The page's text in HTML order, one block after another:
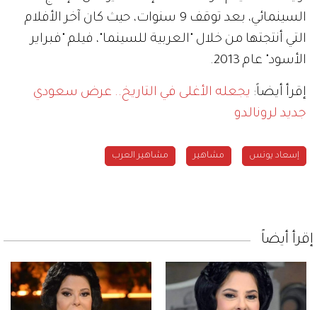
السينمائي، بعد توقف 9 سنوات، حيث كان آخر الأفلام
التي أنتجتها من خلال "العربية للسينما"، فيلم "فبراير
الأسود" عام 2013.
إقرأ أيضاً: يجعله الأغلى في التاريخ.. عرض سعودي
جديد لرونالدو
إسعاد يونس مشاهير مشاهير العرب
إقرأ أيضاً